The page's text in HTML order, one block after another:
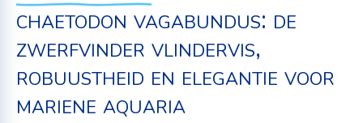
chaetodon vagabundus: de
zwerfvinder vlindervis,
robuustheid en elegantie voor
mariene aquaria